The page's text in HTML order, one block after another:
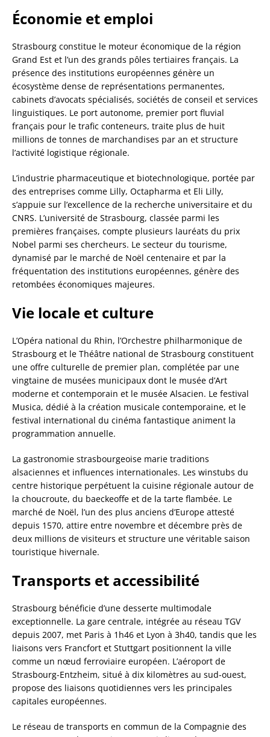
Économie et emploi
Strasbourg constitue le moteur économique de la région
Grand Est et l’un des grands pôles tertiaires français. La
présence des institutions européennes génère un
écosystème dense de représentations permanentes,
cabinets d’avocats spécialisés, sociétés de conseil et services
linguistiques. Le port autonome, premier port fluvial
français pour le trafic conteneurs, traite plus de huit
millions de tonnes de marchandises par an et structure
l’activité logistique régionale.
L’industrie pharmaceutique et biotechnologique, portée par
des entreprises comme Lilly, Octapharma et Eli Lilly,
s’appuie sur l’excellence de la recherche universitaire et du
CNRS. L’université de Strasbourg, classée parmi les
premières françaises, compte plusieurs lauréats du prix
Nobel parmi ses chercheurs. Le secteur du tourisme,
dynamisé par le marché de Noël centenaire et par la
fréquentation des institutions européennes, génère des
retombées économiques majeures.
Vie locale et culture
L’Opéra national du Rhin, l’Orchestre philharmonique de
Strasbourg et le Théâtre national de Strasbourg constituent
une offre culturelle de premier plan, complétée par une
vingtaine de musées municipaux dont le musée d’Art
moderne et contemporain et le musée Alsacien. Le festival
Musica, dédié à la création musicale contemporaine, et le
festival international du cinéma fantastique animent la
programmation annuelle.
La gastronomie strasbourgeoise marie traditions
alsaciennes et influences internationales. Les winstubs du
centre historique perpétuent la cuisine régionale autour de
la choucroute, du baeckeoffe et de la tarte flambée. Le
marché de Noël, l’un des plus anciens d’Europe attesté
depuis 1570, attire entre novembre et décembre près de
deux millions de visiteurs et structure une véritable saison
touristique hivernale.
Transports et accessibilité
Strasbourg bénéficie d’une desserte multimodale
exceptionnelle. La gare centrale, intégrée au réseau TGV
depuis 2007, met Paris à 1h46 et Lyon à 3h40, tandis que les
liaisons vers Francfort et Stuttgart positionnent la ville
comme un nœud ferroviaire européen. L’aéroport de
Strasbourg-Entzheim, situé à dix kilomètres au sud-ouest,
propose des liaisons quotidiennes vers les principales
capitales européennes.
Le réseau de transports en commun de la Compagnie des